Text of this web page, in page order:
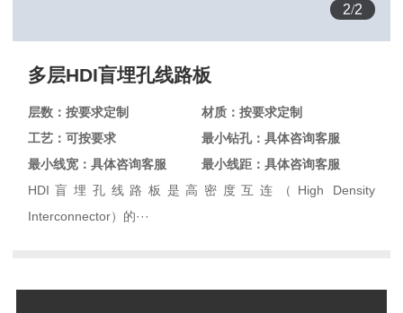
1/2
多层HDI盲埋孔线路板
层数：按要求定制
材质：按要求定制
工艺：可按要求
最小钻孔：具体咨询客服
最小线宽：具体咨询客服
最小线距：具体咨询客服
HDI盲埋孔线路板是高密度互连（High Density
Interconnector）的···